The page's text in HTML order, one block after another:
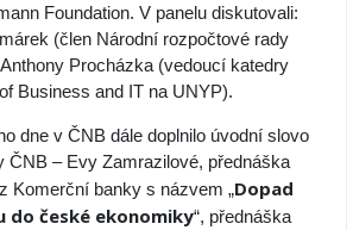
Foundation. V panelu diskutovali:
(člen Národní rozpočtové rady
Procházka (vedoucí katedry
Business and IT na UNYP).
dne v ČNB dále doplnilo úvodní slovo
ČNB – Evy Zamrazilové, přednáška
Komerční banky s názvem „Dopad
do české ekonomiky“, přednáška